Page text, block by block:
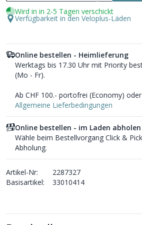
Wird in in 2-5 Tagen verschickt
Verfügbarkeit in den Veloplus-Läden
Online bestellen - Heimlieferung
Werktags bis 17.30 Uhr mit Priority
(Mo - Fr).
Ab CHF 100.- portofrei (Economy)
Allgemeine Lieferbedingungen
Online bestellen - im Laden abholen
Wähle beim Bestellvorgang Click &
Abholung.
Artikel-Nr:
2287327
Basisartikel:
33010414